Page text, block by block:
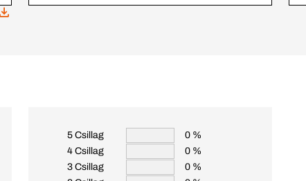
5 Csillag
0 %
4 Csillag
0 %
3 Csillag
0 %